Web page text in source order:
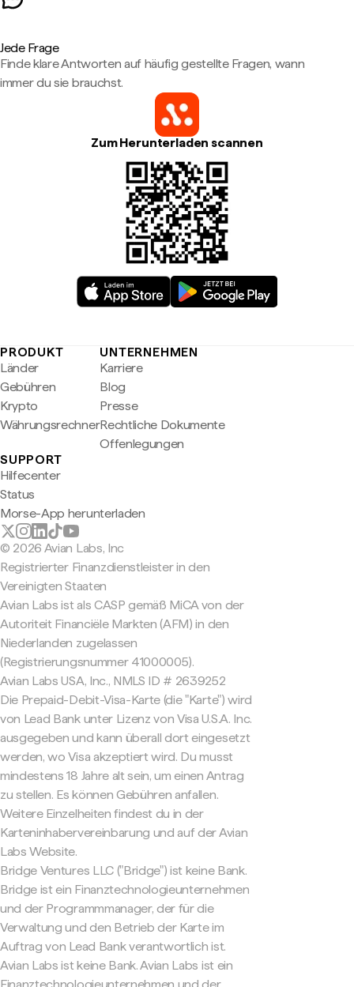
Jede Frage
Finde klare Antworten auf häufig gestellte Fragen, wann
immer du sie brauchst.
Zum Herunterladen scannen
PRODUKT
Länder
Gebühren
Krypto
Währungsrechner
UNTERNEHMEN
Karriere
Blog
Presse
Rechtliche Dokumente
Offenlegungen
SUPPORT
Hilfecenter
Status
Morse-App herunterladen
© 2026 Avian Labs, Inc
Registrierter Finanzdienstleister in den
Vereinigten Staaten
Avian Labs ist als CASP gemäß MiCA von der
Autoriteit Financiële Markten (AFM) in den
Niederlanden zugelassen
(Registrierungsnummer 41000005).
Avian Labs USA, Inc., NMLS ID # 2639252
Die Prepaid-Debit-Visa-Karte (die "Karte") wird
von Lead Bank unter Lizenz von Visa U.S.A. Inc.
ausgegeben und kann überall dort eingesetzt
werden, wo Visa akzeptiert wird. Du musst
mindestens 18 Jahre alt sein, um einen Antrag
zu stellen. Es können Gebühren anfallen.
Weitere Einzelheiten findest du in der
Karteninhabervereinbarung und auf der Avian
Labs Website.
Bridge Ventures LLC ("Bridge") ist keine Bank.
Bridge ist ein Finanztechnologieunternehmen
und der Programmmanager, der für die
Verwaltung und den Betrieb der Karte im
Auftrag von Lead Bank verantwortlich ist.
Avian Labs ist keine Bank. Avian Labs ist ein